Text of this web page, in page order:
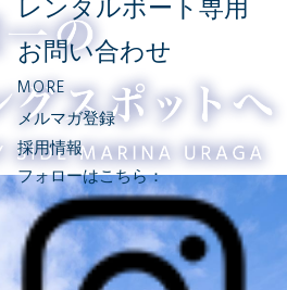
レンタルボート専用
お問い合わせ
MORE
メルマガ登録
採用情報
フォローはこちら：